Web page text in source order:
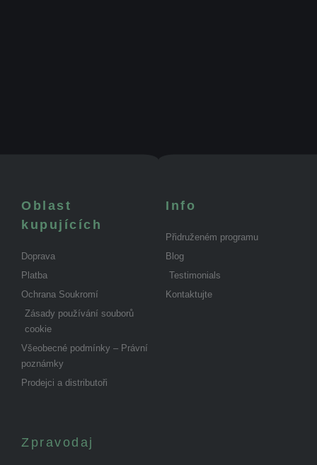
Oblast
kupujících
Doprava
Platba
Ochrana Soukromí
Zásady používání souborů
cookie
Všeobecné podmínky – Právní
poznámky
Prodejci a distributoři
Info
Přidruženém programu
Blog
Testimonials
Kontaktujte
Zpravodaj